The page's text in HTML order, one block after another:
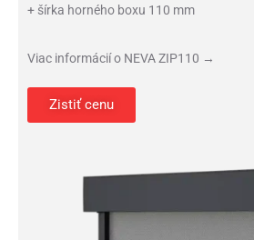
+ šírka horného boxu 110 mm
Viac informácií o NEVA ZIP110 →
Zistiť cenu